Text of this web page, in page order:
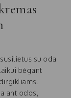
su oda
bėgant
ant odos,